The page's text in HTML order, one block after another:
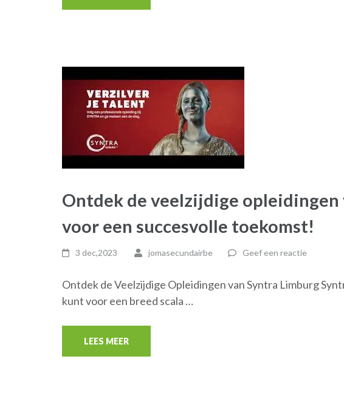
Ontdek de veelzijdige opleidingen
voor een succesvolle toekomst!
3 dec,2023 jomasecundairbe Geef een reactie
Ontdek de Veelzijdige Opleidingen van Syntra Limburg
kunt voor een breed scala …
LEES MEER